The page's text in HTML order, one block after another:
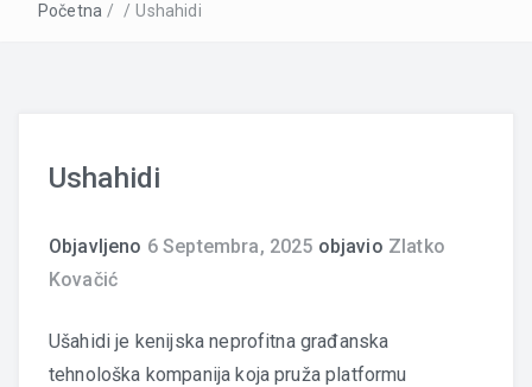
Početna / / Ushahidi
Ushahidi
Objavljeno 6 Septembra, 2025 objavio Zlatko
Kovačić
Ušahidi je kenijska neprofitna građanska
tehnološka kompanija koja pruža platformu